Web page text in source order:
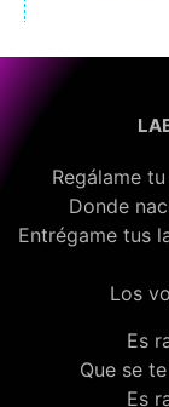
Regálame
Donde
Entrégame tus
Los
Es
Que se
Es